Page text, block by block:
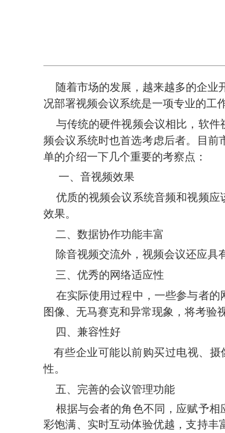
随着市场的发展，越来越多的企业
况部署视频会议系统是一项专业的工作
与传统的硬件视频会议相比，软件
频会议系统时也首选考虑后者。目
单的介绍一下几个重要的考察点：
一、音视频效果
优质的视频会议 系统音频和视频应
效果。
二、数据协作功能丰富
除音视频交流外，视频会议还应具
三、优秀的网络适应性
在实际使用过程中，一些参与者的
图像、无马赛克和异常现象，将考验
四、兼容性好
有些企业可能以前购买过电视、摄
性。
五、完善的会议管理功能
根据与会者的角色不同，应赋予相
彩饱满、实时互动体验优越，支持丰